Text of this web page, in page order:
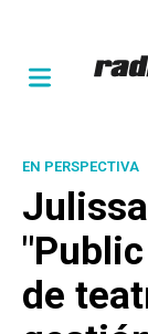
EN PERSPECTIVA
de